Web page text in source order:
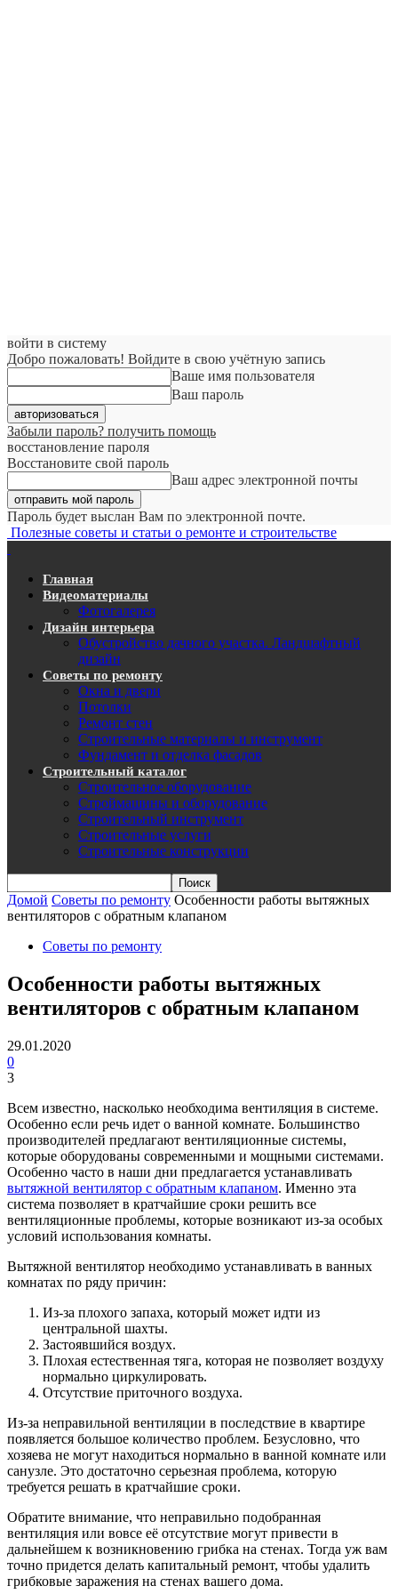
войти в систему
Добро пожаловать! Войдите в свою учётную запись
Ваше имя пользователя
Ваш пароль
Забыли пароль? получить помощь
восстановление пароля
Восстановите свой пароль
Ваш адрес электронной почты
Пароль будет выслан Вам по электронной почте.
Полезные советы и статьи о ремонте и строительстве
Главная
Видеоматериалы
Фотогалерея
Дизайн интерьера
Обустройство дачного участка. Ландшафтный
дизайн
Советы по ремонту
Окна и двери
Потолки
Ремонт стен
Строительные материалы и инструмент
Фундамент и отделка фасадов
Строительный каталог
Строительное оборудование
Строймашины и оборудование
Строительный инструмент
Строительные услуги
Строительные конструкции
Домой Советы по ремонту Особенности работы вытяжных
вентиляторов с обратным клапаном
Советы по ремонту
Особенности работы вытяжных
вентиляторов с обратным клапаном
29.01.2020
0
3
Всем известно, насколько необходима вентиляция в системе.
Особенно если речь идет о ванной комнате. Большинство
производителей предлагают вентиляционные системы,
которые оборудованы современными и мощными системами.
Особенно часто в наши дни предлагается устанавливать
вытяжной вентилятор с обратным клапаном. Именно эта
система позволяет в кратчайшие сроки решить все
вентиляционные проблемы, которые возникают из-за особых
условий использования комнаты.
Вытяжной вентилятор необходимо устанавливать в ванных
комнатах по ряду причин:
Из-за плохого запаха, который может идти из
центральной шахты.
Застоявшийся воздух.
Плохая естественная тяга, которая не позволяет воздуху
нормально циркулировать.
Отсутствие приточного воздуха.
Из-за неправильной вентиляции в последствие в квартире
появляется большое количество проблем. Безусловно, что
хозяева не могут находиться нормально в ванной комнате или
санузле. Это достаточно серьезная проблема, которую
требуется решать в кратчайшие сроки.
Обратите внимание, что неправильно подобранная
вентиляция или вовсе её отсутствие могут привести в
дальнейшем к возникновению грибка на стенах. Тогда уж вам
точно придется делать капитальный ремонт, чтобы удалить
грибковые заражения на стенах вашего дома.